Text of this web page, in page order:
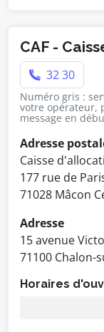
CAF -
32 30
Numéro gris :
votre opérateur,
message en
Adresse
Caisse
177 rue de
71028 Mâcon
Adresse
15 avenue
71100 Chalon-
Horaires